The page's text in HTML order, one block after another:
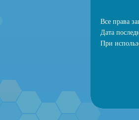
Все права
Дата
При